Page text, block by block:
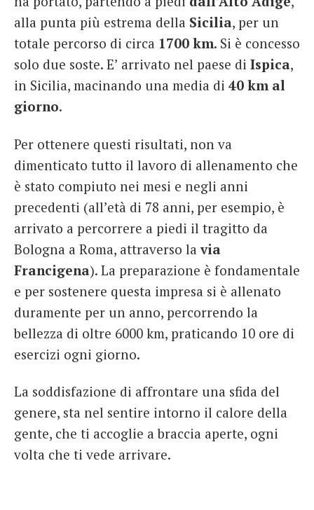
alla punta più estrema della Sicilia, per un
totale percorso di circa 1700 km. Si è concesso
solo due soste. E’ arrivato nel paese di Ispica,
in Sicilia, macinando una media di 40 km al
giorno.
Per ottenere questi risultati, non va
dimenticato tutto il lavoro di allenamento che
è stato compiuto nei mesi e negli anni
precedenti (all’età di 78 anni, per esempio, è
arrivato a percorrere a piedi il tragitto da
Bologna a Roma, attraverso lavia
Francigena). La preparazione è fondamentale
e per sostenere questa impresa si è allenato
duramente per un anno, percorrendo la
bellezza di oltre 6000 km, praticando 10 ore di
esercizi ogni giorno.
La soddisfazione di affrontare una sfida del
genere, sta nel sentire intorno il calore della
gente, che ti accoglie a braccia aperte, ogni
volta che ti vede arrivare.